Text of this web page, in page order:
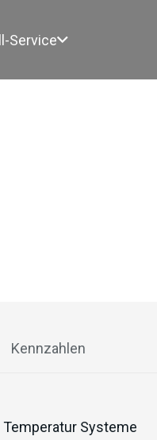
Service
Kennzahlen
Temperatur Systeme